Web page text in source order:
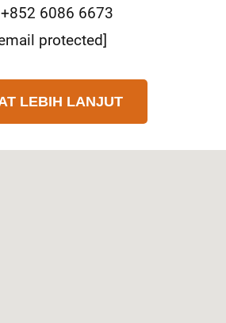
+852 6086 6673
protected]
LEBIH LANJUT